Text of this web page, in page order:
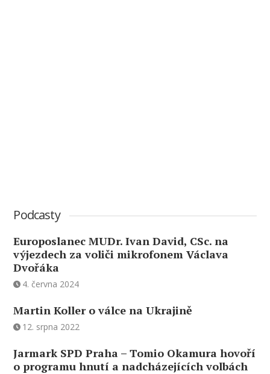
Podcasty
Europoslanec MUDr. Ivan David, CSc. na
výjezdech za voliči mikrofonem Václava
Dvořáka
4. června 2024
Martin Koller o válce na Ukrajině
12. srpna 2022
Jarmark SPD Praha – Tomio Okamura hovoří
o programu hnutí a nadcházejících volbách